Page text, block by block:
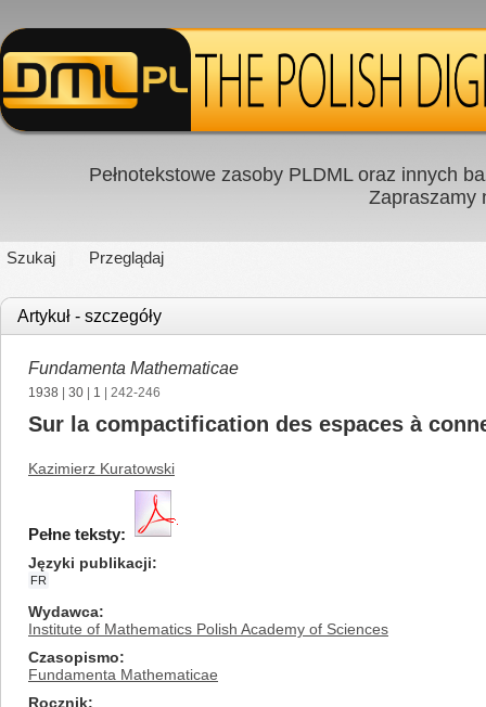
Pełnotekstowe zasoby PLDML oraz innych
Zapraszamy
Szukaj Przeglądaj
Artykuł - szczegóły
Fundamenta Mathematicae
1938 30 1 | 242-246
Sur la compactification des espaces à
Kazimierz Kuratowski
Pełne teksty:
Języki publikacji
FR
Wydawca
Institute of Mathematics Polish Academy of Sciences
Czasopismo
Fundamenta Mathematicae
Rocznik